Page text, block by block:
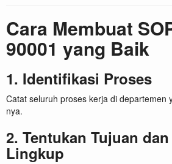
Cara Membuat
90001 yang Baik
1. Identifikasi Proses
Catat seluruh proses kerja di departemen
nya.
2. Tentukan Tujuan
Lingkup